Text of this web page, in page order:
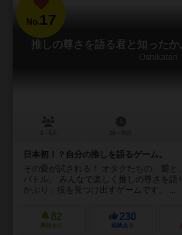
No.17
推しの尊さを語る君と知ったか
Oshikatari
日本初！？自分の推しを語るゲーム。
その愛が試される！ オタクたちの、愛と
バトル。 みんなで楽しく推しの尊さを語
かぶり」役を見つけ出すゲームです。 ...
82
興味あり
230
経験あり